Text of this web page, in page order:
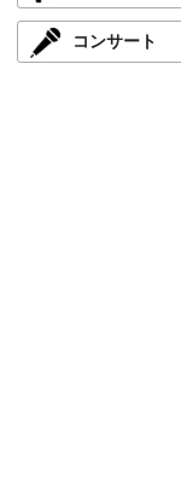
コンサート